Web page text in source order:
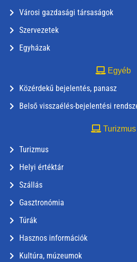
Városi gazdasági társaságok
Szervezetek
Egyházak
Egyéb
Közérdekű bejelentés, panasz
Belső visszaélés-bejelentési
Turizmus
Turizmus
Helyi értéktár
Szállás
Gasztronómia
Túrák
Hasznos információk
Kultúra, múzeumok